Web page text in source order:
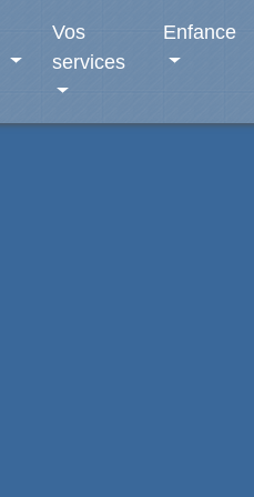
Vos
services
Enfance